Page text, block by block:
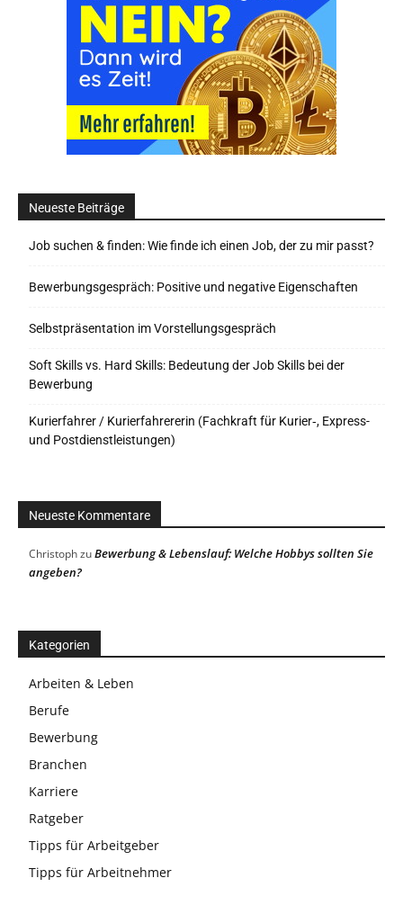
Neueste Beiträge
Job suchen & finden: Wie finde ich einen Job, der zu mir passt?
Bewerbungsgespräch: Positive und negative Eigenschaften
Selbstpräsentation im Vorstellungsgespräch
Soft Skills vs. Hard Skills: Bedeutung der Job Skills bei der
Bewerbung
Kurierfahrer / Kurierfahrererin (Fachkraft für Kurier‑, Express-
und Postdienstleistungen)
Neueste Kommentare
ChristophzuBewerbung & Lebenslauf: Welche Hobbys sollten Sie
angeben?
Kategorien
Arbeiten & Leben
Berufe
Bewerbung
Branchen
Karriere
Ratgeber
Tipps für Arbeitgeber
Tipps für Arbeitnehmer